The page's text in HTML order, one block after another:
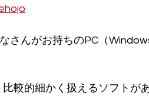
さんがお持ちのPC（
較的細かく扱えるソフトが